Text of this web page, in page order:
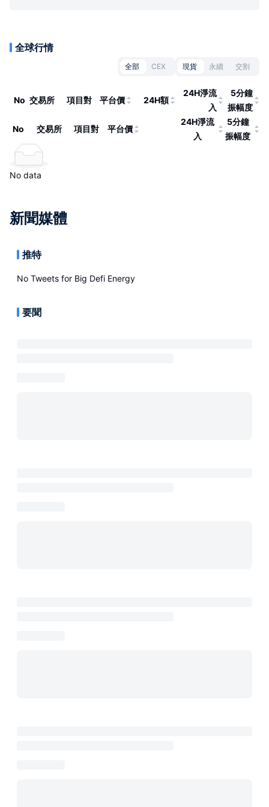
全球行情
全部 CEX 現貨 永續 交割
No 交易所 項目對 平台價 24H額
24H淨流
入
5分鐘
振幅度
No 交易所 項目對 平台價
24H淨流
入
5分鐘
振幅度
No data
新聞媒體
推特
No Tweets for Big Defi Energy
要聞